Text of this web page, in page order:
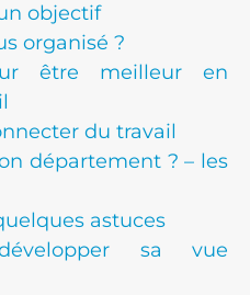
objectif
organisé ?
être meilleur en
du travail
département ? – les
astuces
sa vue